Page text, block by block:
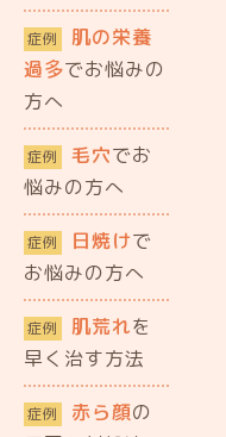
症例
肌の栄養
過多でお悩みの
方へ
症例 毛穴でお
悩みの方へ
症例 日焼けで
お悩みの方へ
症例 肌荒れを
早く治す方法
症例 赤ら顔の